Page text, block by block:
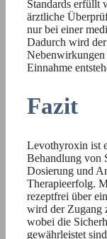
Standards erfüllt
ärztliche
nur bei einer
Dadurch wird
Nebenwirkungen
Einnahme
Fazit
Levothyroxin ist
Behandlung von
Dosierung und
Therapieerfolg.
rezeptfrei über
wird der Zugang
wobei die
gewährleistet